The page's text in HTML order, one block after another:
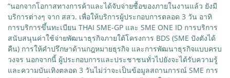
“นอกจากโอกาสทางการค้าและได้จับจ่ายซื้อของภายในงานแล้ว ยังมี
บริการต่างๆ จาก สสว. เพื่อให้บริการผู้ประกอบการตลอด 3 วัน อาทิ
การบริการขึ้นทะเบียน THAI SME-GP และ SME ONE ID การบริการ
สนับสนุนค่าใช้จ่ายพัฒนาธุรกิจภายใต้โครงการ BDS (SME ปังตังได้
คืน) การให้คำปรึกษาด้านกฎหมายธุรกิจ และการพัฒนาธุรกิจแบบครบ
วงจร นอกจากนี้ ผู้ประกอบการและประชาชนทั่วไปยังจะได้รับความรู้
และความบันเทิงตลอด 3 วันไม่ว่าจะเป็นข้อมูลสถานการณ์ SME การ